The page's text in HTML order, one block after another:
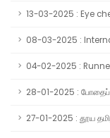
13-03-2025 : Eye
08-03-2025 :
04-02-2025 :
28-01-2025 : போதைப்
27-01-2025 : தூய